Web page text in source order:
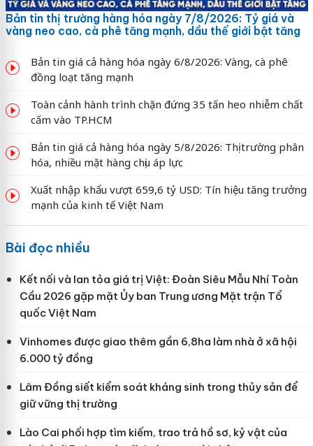
Bản tin thị trường hàng hóa ngày 7/8/2026: Tỷ giá và
vàng neo cao, cà phê tăng mạnh, dầu thế giới bật tăng
Bản tin giá cả hàng hóa ngày 6/8/2026: Vàng, cà phê
đồng loạt tăng mạnh
Toàn cảnh hành trình chặn đứng 35 tấn heo nhiễm chất
cấm vào TP.HCM
Bản tin giá cả hàng hóa ngày 5/8/2026: Thị trường phân
hóa, nhiều mặt hàng chịu áp lực
Xuất nhập khẩu vượt 659,6 tỷ USD: Tín hiệu tăng trưởng
mạnh của kinh tế Việt Nam
Bài đọc nhiều
Kết nối và lan tỏa giá trị Việt: Đoàn Siêu Mẫu Nhí Toàn
Cầu 2026 gặp mặt Ủy ban Trung ương Mặt trận Tổ
quốc Việt Nam
Vinhomes được giao thêm gần 6,8ha làm nhà ở xã hội
6.000 tỷ đồng
Lâm Đồng siết kiểm soát kháng sinh trong thủy sản để
giữ vững thị trường
Lào Cai phối hợp tìm kiếm, trao trả hồ sơ, kỷ vật của